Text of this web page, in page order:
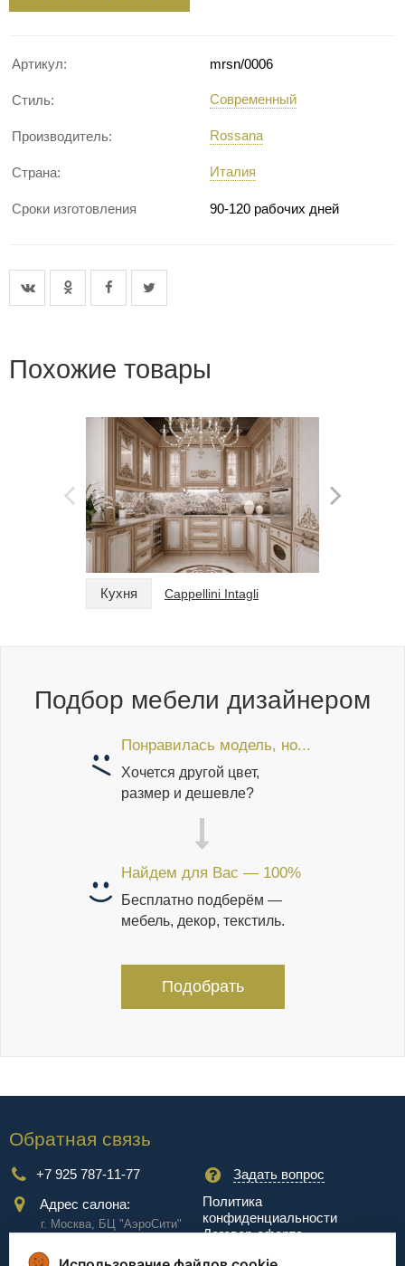
Артикул: mrsn/0006
Стиль: Современный
Производитель: Rossana
Страна: Италия
Сроки изготовления 90-120 рабочих дней
Похожие товары
Кухня Cappellini Intagli
Подбор мебели дизайнером
Понравилась модель, но...
Хочется другой цвет,
размер и дешевле?
Найдем для Вас — 100%
Бесплатно подберём —
мебель, декор, текстиль.
Подобрать
Обратная связь
+7 925 787-11-77
Задать вопрос
Адрес салона:
г. Москва, БЦ "АэроCити"
Куркинское ш., стр.2, 17
этаж
Политика
конфиденциальности
Договор-оферта